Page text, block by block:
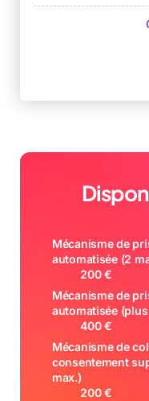
Mécanisme de
automatisée (2
200 €
Mécanisme de
automatisée
400 €
Mécanisme de
consentement
max.)
200 €